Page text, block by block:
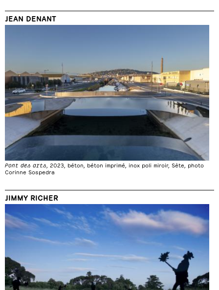
JEAN DENANT
Pont des arts, 2023, béton, béton imprimé, inox poli miroir, Sète, photo
Corinne Sospedra
JIMMY RICHER